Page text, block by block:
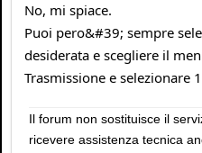
No, mi spiace.
Puoi pero&#39; sempre
desiderata e scegliere il
Trasmissione e selezionare
Il forum non sostituisce il
ricevere assistenza tecnica